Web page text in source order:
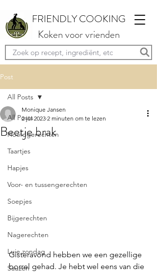
FRIENDLY COOKING
Koken voor vrienden
Post
All Posts
Hoofdgerechten
Taartjes
Hapjes
Voor- en tussengerechten
Soepjes
Bijgerechten
Nagerechten
Luie zondag
Sauzen
All Posts
Beetje brak
Monique Jansen
2 jul 2023 2 minuten om te lezen
Gisteravond hebben we een gezellige
borrel gehad. Je hebt wel eens van die